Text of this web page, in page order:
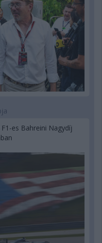
es Bahreini Nagydíj